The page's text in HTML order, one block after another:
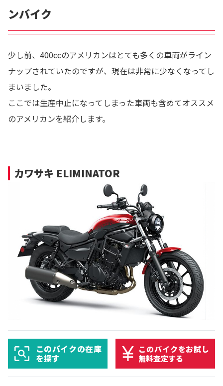
ンバイク
少し前、400ccのアメリカンはとても多くの車両がライン
ナップされていたのですが、現在は非常に少なくなってし
まいました。
ここでは生産中止になってしまった車両も含めてオススメ
のアメリカンを紹介します。
カワサキ ELIMINATOR
このバイクの在庫
を探す
このバイクをお試し
無料査定する